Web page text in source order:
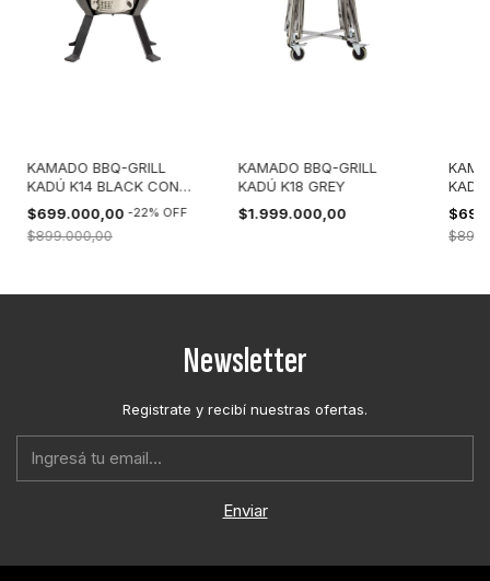
KAMADO BBQ-GRILL
KADÚ K14 BLACK CON
FUNDA
$699.000,00 -22% OFF
$899.000,00
KAMADO BBQ-GRILL
KADÚ K18 GREY
$1.999.000,00
KADÚ
Newsletter
Registrate y recibí nuestras ofertas.